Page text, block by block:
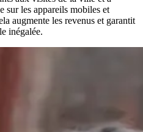
sur les appareils mobiles et
augmente les revenus et garantit
inégalée.